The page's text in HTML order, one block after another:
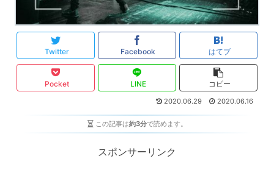
Twitter Facebook はてブ
Pocket LINE コピー
2020.06.29 2020.06.16
この記事は約3分で読めます。
スポンサーリンク